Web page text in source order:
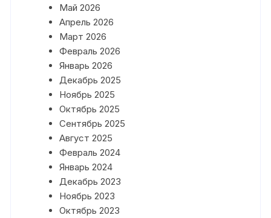
Май 2026
Апрель 2026
Март 2026
Февраль 2026
Январь 2026
Декабрь 2025
Ноябрь 2025
Октябрь 2025
Сентябрь 2025
Август 2025
Февраль 2024
Январь 2024
Декабрь 2023
Ноябрь 2023
Октябрь 2023